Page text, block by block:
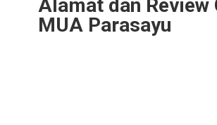
Alamat dan Review
MUA Parasayu